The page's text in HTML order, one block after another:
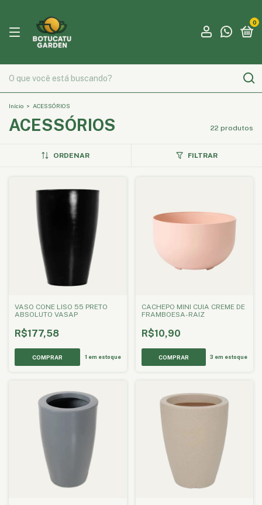
0
Início > ACESSÓRIOS
ACESSÓRIOS 22 produtos
ORDENAR FILTRAR
VASO CONE LISO 55 PRETO
ABSOLUTO VASAP
R$177,58
1 em estoque
CACHEPO MINI CUIA CREME DE
FRAMBOESA-RAIZ
R$10,90
3 em estoque